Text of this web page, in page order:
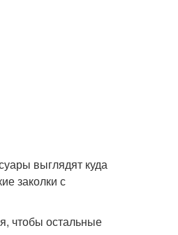
выглядят куда
заколки с
чтобы остальные